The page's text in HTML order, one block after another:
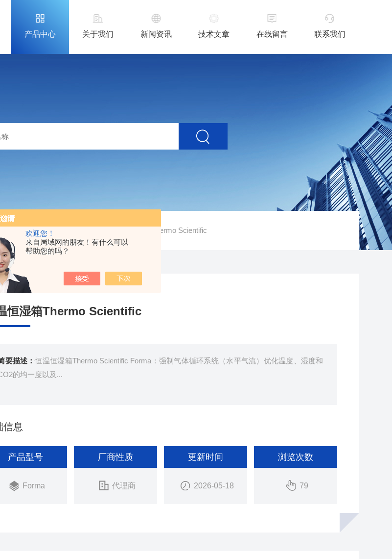
欢迎您！
来自局域网的朋友！有什么可以
帮助您的吗？
产品中心 关于我们 新闻资讯 技术文章 在线留言 联系我们
/ /实验室通用仪器 / Forma恒温恒湿箱Thermo Scientific
恒湿箱Thermo Scientific
要描述：恒温恒湿箱Thermo Scientific Forma：强制气体循环系统（水平气流）优化温度、湿度和
的均一度以及...
信息
产品型号
Forma
厂商性质
代理商
更新时间
2026-05-18
浏览次数
79